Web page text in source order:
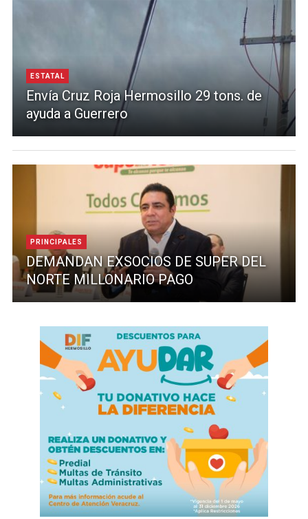
ESTATAL
Envía Cruz Roja Hermosillo 29 tons. de
ayuda a Guerrero
PRINCIPALES
DEMANDAN EXSOCIOS DE SUPER DEL
NORTE MILLONARIO PAGO